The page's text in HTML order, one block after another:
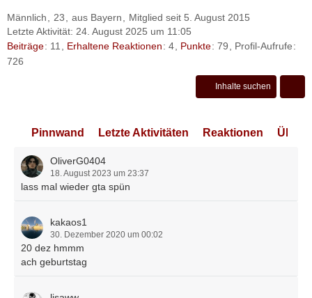
Männlich 23 aus Bayern
Mitglied seit 5. August 2015
Letzte Aktivität: 24. August 2025 um 11:05
Beiträge
11 Erhaltene Reaktionen 4 Punkte 79
Profil-Aufrufe
726
Inhalte suchen
Pinnwand Letzte Aktivitäten Reaktionen Über
OliverG0404
18. August 2023 um 23:37
lass mal wieder gta spün
kakaos1
30. Dezember 2020 um 00:02
20 dez hmmm
ach geburtstag